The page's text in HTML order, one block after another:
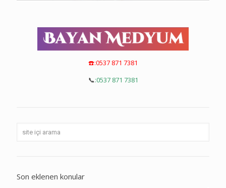
☎️:0537 871 7381
📞:0537 871 7381
Son eklenen konular